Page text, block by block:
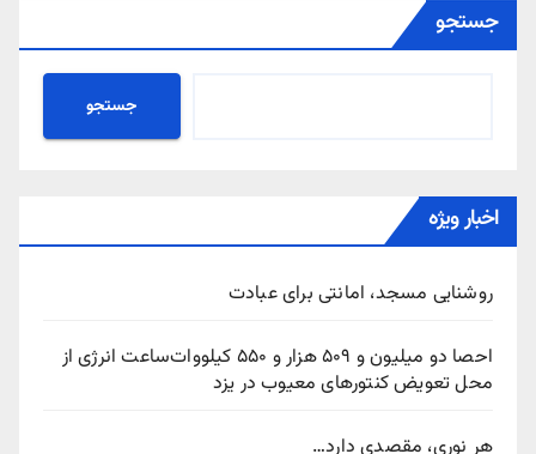
جستجو
جستجو
اخبار ویژه
روشنایی مسجد، امانتی برای عبادت
احصا دو میلیون و ۵۰۹ هزار و ۵۵۰ کیلووات‌ساعت انرژی از
محل تعویض کنتورهای معیوب در یزد
هر نوری، مقصدی دارد…